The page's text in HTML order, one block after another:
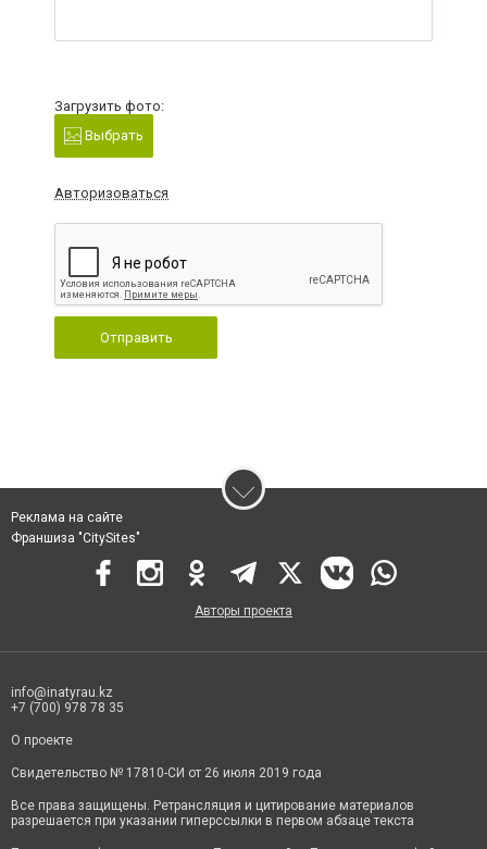
Загрузить фото:
Выбрать
Авторизоваться
Отправить
Реклама на сайте
Франшиза "CitySites"
Авторы проекта
info@inatyrau.kz
+7 (700) 978 78 35
О проекте
Свидетельство № 17810-СИ от 26 июля 2019 года
Все права защищены. Ретрансляция и цитирование материалов
разрешается при указании гиперссылки в первом абзаце текста